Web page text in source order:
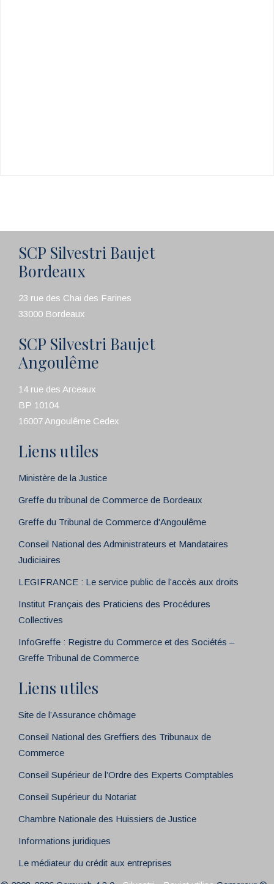
SCP Silvestri Baujet
Bordeaux
23 rue des Chai des Farines
33000 Bordeaux
SCP Silvestri Baujet
Angoulême
14 rue des Arceaux
BP 10104
16007 Angoulême Cedex
Liens utiles
Ministère de la Justice
Greffe du tribunal de Commerce de Bordeaux
Greffe du Tribunal de Commerce d'Angoulême
Conseil National des Administrateurs et Mandataires
Judiciaires
LEGIFRANCE : Le service public de l’accès aux droits
Institut Français des Praticiens des Procédures
Collectives
InfoGreffe : Registre du Commerce et des Sociétés –
Greffe Tribunal de Commerce
Liens utiles
Site de l’Assurance chômage
Conseil National des Greffiers des Tribunaux de
Commerce
Conseil Supérieur de l’Ordre des Experts Comptables
Conseil Supérieur du Notariat
Chambre Nationale des Huissiers de Justice
Informations juridiques
Le médiateur du crédit aux entreprises